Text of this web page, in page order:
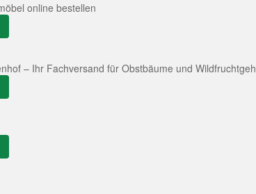
online bestellen
– Ihr Fachversand für Obstbäume und